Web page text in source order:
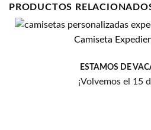
PRODUCTOS
Camiseta
ESTAMOS DE
¡Volvemos el 15